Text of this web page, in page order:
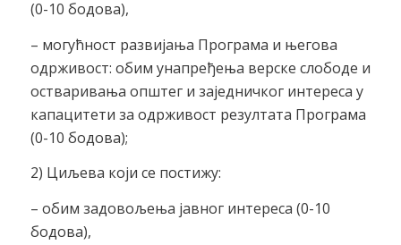
(0-10 бодова),
– могућност развијања Програма и његова
одрживост: обим унапређења верске слободе и
остваривања општег и заједничког интереса у
капацитети за одрживост резултата Програма
(0-10 бодова);
2) Циљева који се постижу:
– обим задовољења јавног интереса (0-10
бодова),